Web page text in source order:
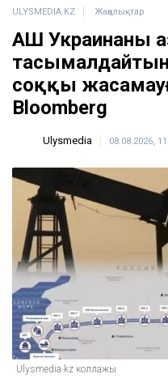
ULYSMEDIA.KZ Жаңалықтар
АҚШ Украинаны
тасымалдайтын
соққы
Bloomberg
Ulysmedia 08.08.2026,
Ulysmedia.kz коллажы